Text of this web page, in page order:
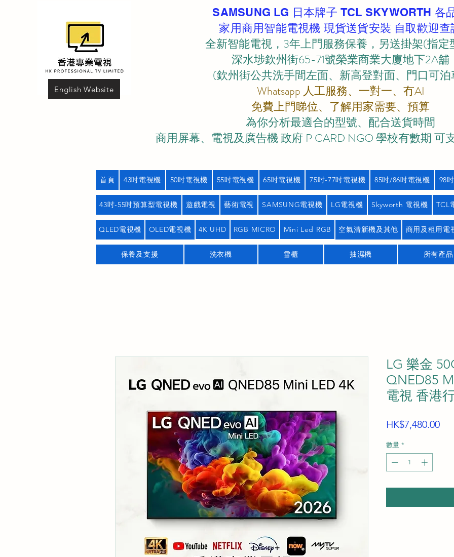
English Website
SAMSUNG LG 日本牌子 TCL SKYWORTH 各
家用商用智能電視機 現貨送貨安裝 自取歡迎查
全新智能電視，3年上門服務保養，另送掛架(指定
深水埗欽州街65-71號榮業商業大廈地下2A舖
(欽州街公共洗手間左面、新高登對面、門口可泊
Whatsapp 人工服務、一對一、冇AI
免費上門睇位、了解用家需要、預算
為你分析最適合的型號、配合送貨時間
商用屏幕、電視及廣告機 政府 P CARD NGO 學校有數期 可
首頁 43吋電視機 50吋電視機 55吋電視機 65吋電視機 75吋-77吋電視機 85吋/86吋電視機 98
43吋-55吋預算型電視機 遊戲電視 藝術電視 SAMSUNG電視機 LG電視機 Skyworth 電視機 TCL
QLED電視機 OLED電視機 4K UHD RGB MICRO Mini Led RGB 空氣清新機及其他 商用及租用電
保養及支援 洗衣機 雪櫃 抽濕機 所有產品
LG 樂金
QNED85
電視 香港
HK$7,480.00價
數量 *